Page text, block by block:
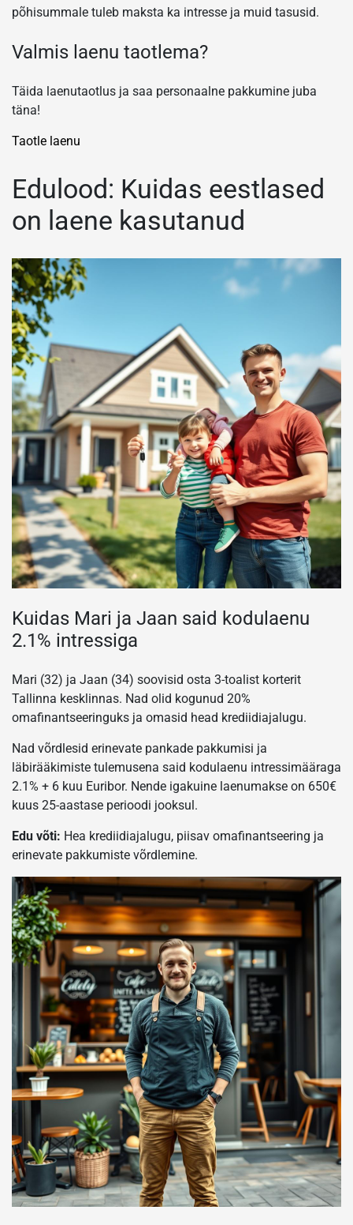
põhisummale tuleb maksta ka intresse ja muid tasusid.
Valmis laenu taotlema?
Täida laenutaotlus ja saa personaalne pakkumine juba
täna!
Taotle laenu
Edulood: Kuidas eestlased
on laene kasutanud
Kuidas Mari ja Jaan said kodulaenu
2.1% intressiga
Mari (32) ja Jaan (34) soovisid osta 3-toalist korterit
Tallinna kesklinnas. Nad olid kogunud 20%
omafinantseeringuks ja omasid head krediidiajalugu.
Nad võrdlesid erinevate pankade pakkumisi ja
läbirääkimiste tulemusena said kodulaenu intressimääraga
2.1% + 6 kuu Euribor. Nende igakuine laenumakse on 650€
kuus 25-aastase perioodi jooksul.
Edu võti: Hea krediidiajalugu, piisav omafinantseering ja
erinevate pakkumiste võrdlemine.